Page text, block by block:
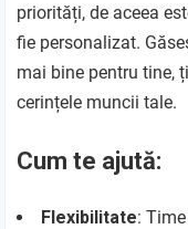
priorități, de aceea
fie personalizat.
mai bine pentru tine,
cerințele muncii tale.
Cum te ajută:
Flexibilitate: